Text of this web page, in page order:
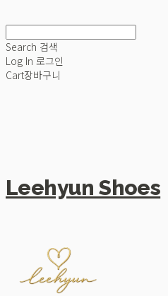
Search 검색
Log In 로그인
Cart장바구니
Leehyun Shoes